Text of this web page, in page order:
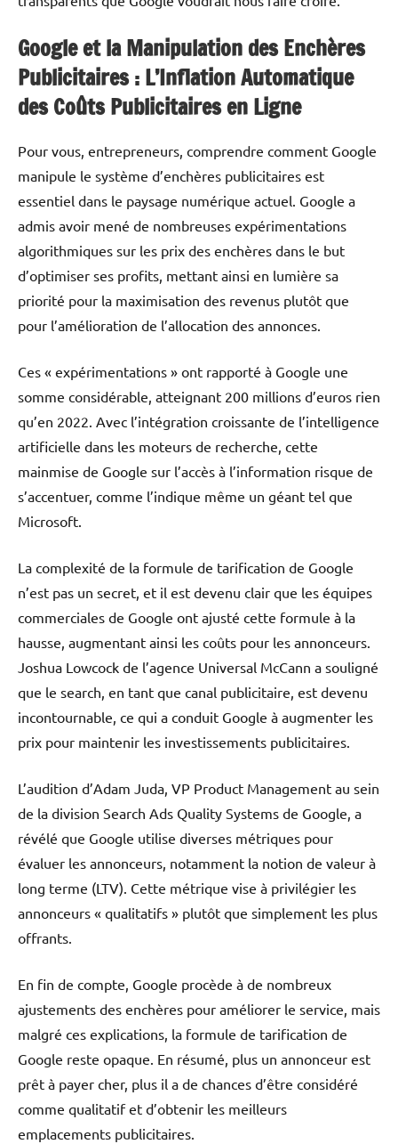
Google et la Manipulation des Enchères
Publicitaires : L’Inflation Automatique
des Coûts Publicitaires en Ligne
Pour vous, entrepreneurs, comprendre comment Google
manipule le système d’enchères publicitaires est
essentiel dans le paysage numérique actuel. Google a
admis avoir mené de nombreuses expérimentations
algorithmiques sur les prix des enchères dans le but
d’optimiser ses profits, mettant ainsi en lumière sa
priorité pour la maximisation des revenus plutôt que
pour l’amélioration de l’allocation des annonces.
Ces « expérimentations » ont rapporté à Google une
somme considérable, atteignant 200 millions d’euros rien
qu’en 2022. Avec l’intégration croissante de l’intelligence
artificielle dans les moteurs de recherche, cette
mainmise de Google sur l’accès à l’information risque de
s’accentuer, comme l’indique même un géant tel que
Microsoft.
La complexité de la formule de tarification de Google
n’est pas un secret, et il est devenu clair que les équipes
commerciales de Google ont ajusté cette formule à la
hausse, augmentant ainsi les coûts pour les annonceurs.
Joshua Lowcock de l’agence Universal McCann a souligné
que le search, en tant que canal publicitaire, est devenu
incontournable, ce qui a conduit Google à augmenter les
prix pour maintenir les investissements publicitaires.
L’audition d’Adam Juda, VP Product Management au sein
de la division Search Ads Quality Systems de Google, a
révélé que Google utilise diverses métriques pour
évaluer les annonceurs, notamment la notion de valeur à
long terme (LTV). Cette métrique vise à privilégier les
annonceurs « qualitatifs » plutôt que simplement les plus
offrants.
En fin de compte, Google procède à de nombreux
ajustements des enchères pour améliorer le service, mais
malgré ces explications, la formule de tarification de
Google reste opaque. En résumé, plus un annonceur est
prêt à payer cher, plus il a de chances d’être considéré
comme qualitatif et d’obtenir les meilleurs
emplacements publicitaires.